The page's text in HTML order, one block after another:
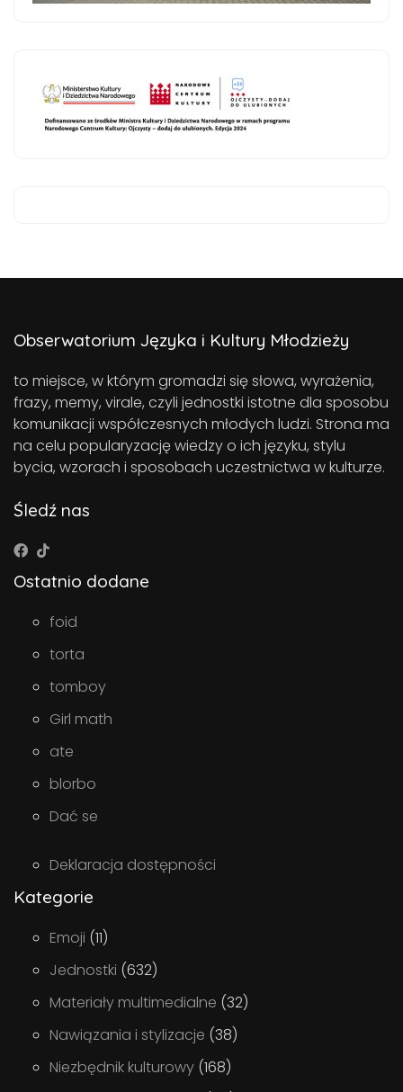
Obserwatorium Języka i Kultury Młodzieży
to miejsce, w którym gromadzi się słowa, wyrażenia,
frazy, memy, virale, czyli jednostki istotne dla sposobu
komunikacji współczesnych młodych ludzi. Strona ma
na celu popularyzację wiedzy o ich języku, stylu
bycia, wzorach i sposobach uczestnictwa w kulturze.
Śledź nas
Ostatnio dodane
foid
torta
tomboy
Girl math
ate
blorbo
Dać se
Deklaracja dostępności
Kategorie
Emoji (11)
Jednostki (632)
Materiały multimedialne (32)
Nawiązania i stylizacje (38)
Niezbędnik kulturowy (168)